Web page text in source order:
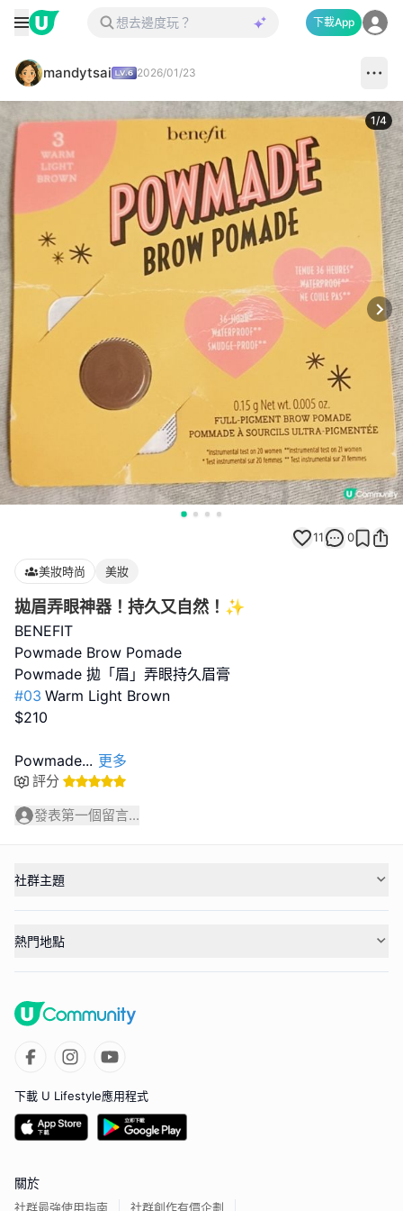
下載App
mandytsai 2026/01/23
1/4
11 0
美妝時尚 美妝
拋眉弄眼神器！持久又自然！✨
BENEFIT
Powmade Brow Pomade
#03 Warm Light Brown
$210
Powmade... 更多
評分
發表第一個留言...
社群主題
熱門地點
下載 U Lifestyle應用程式
關於
社群最強使用指南 社群創作有價企劃